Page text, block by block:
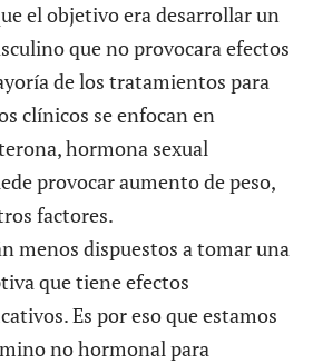
el objetivo era desarrollar un
que no provocara efectos
de los tratamientos para
clínicos se enfocan en
hormona sexual
provocar aumento de peso,
factores.
menos dispuestos a tomar una
que tiene efectos
Es por eso que estamos
no hormonal para